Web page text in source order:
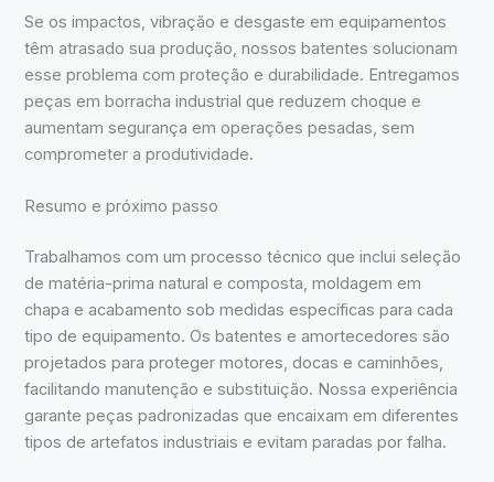
Se os impactos, vibração e desgaste em equipamentos
têm atrasado sua produção, nossos batentes solucionam
esse problema com proteção e durabilidade. Entregamos
peças em borracha industrial que reduzem choque e
aumentam segurança em operações pesadas, sem
comprometer a produtividade.
Resumo e próximo passo
Trabalhamos com um processo técnico que inclui seleção
de matéria-prima natural e composta, moldagem em
chapa e acabamento sob medidas específicas para cada
tipo de equipamento. Os batentes e amortecedores são
projetados para proteger motores, docas e caminhões,
facilitando manutenção e substituição. Nossa experiência
garante peças padronizadas que encaixam em diferentes
tipos de artefatos industriais e evitam paradas por falha.